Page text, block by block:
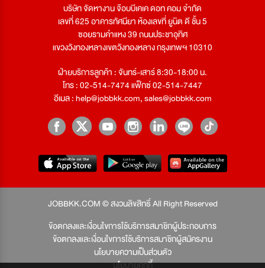
บริษัท จัดหางาน จ๊อบบีเคเค ดอท คอม จำกัด
เลขที่ 625 อาคารทัศนียา ห้องเลขที่ ยูนิต ดี ชั้น 5
ซอยรามคำแหง 39 ถนนประชาอุทิศ
แขวงวังทองหลางเขตวังทองหลาง กรุงเทพฯ 10310
ฝ่ายบริการลูกค้า : จันทร์-เสาร์ 8:30-18:00 น.
โทร : 02-514-7474 แฟ็กซ์ 02-514-7447
อีเมล :help@jobbkk.com,sales@jobbkk.com
JOBBKK.COM © สงวนลิขสิทธิ์ All Right Reserved
ข้อตกลงและเงื่อนไขการใช้บริการสมาชิกผู้ประกอบการ
ข้อตกลงและเงื่อนไขการใช้บริการสมาชิกผู้สมัครงาน
นโยบายความเป็นส่วนตัว